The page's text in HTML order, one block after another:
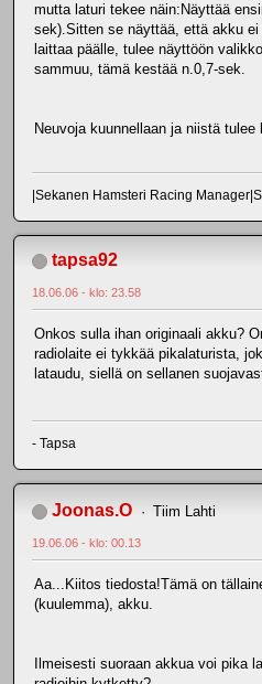
mutta laturi tekee näin:Näyttää
sek).Sitten se näyttää, että akku
laittaa päälle, tulee näyttöön
sammuu, tämä kestää n.0,7-sek.
Neuvoja kuunnellaan ja niistä tulee
|Sekanen Hamsteri Racing
tapsa92
18.06.06 - klo: 23.58
Onkos sulla ihan originaali akku?
radiolaite ei tykkää pikalaturista,
lataudu, siellä on sellanen
- Tapsa
Joonas.O Tiim Lahti
19.06.06 - klo: 00.13
Aa...Kiitos tiedosta!Tämä on
(kuulemma), akku.
Ilmeisesti suoraan akkua voi pika